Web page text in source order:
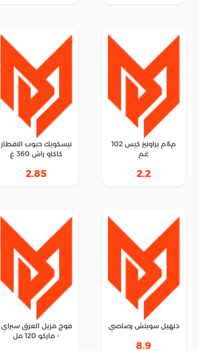
م&م براونيز كيس 102
غم
2.2
نيسكويك حبوب الافطار
كاكاو راش 360 غ
2.85
دنهيل سويتش رصاصي
8.9
فوج مزيل العرق سبراي
- ماركو 120 مل